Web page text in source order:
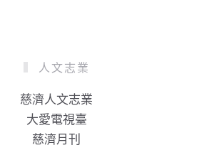
人文志業
慈濟人文志業
大愛電視臺
慈濟月刊